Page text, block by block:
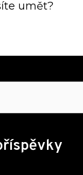
umět?